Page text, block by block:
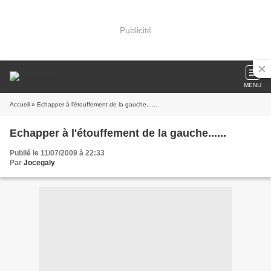
Publicité
MENU
Accueil » Echapper à l'étouffement de la gauche......
Echapper à l'étouffement de la gauche......
Publié le 11/07/2009 à 22:33
Par Jocegaly